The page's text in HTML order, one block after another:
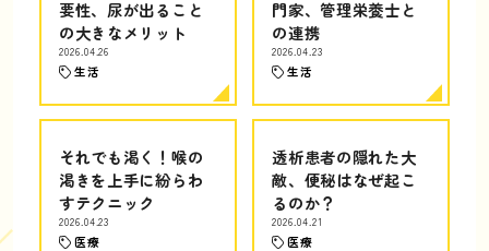
要性、尿が出ること
の大きなメリット
2026.04.26
生活
門家、管理栄養士と
の連携
2026.04.23
生活
それでも渇く！喉の
渇きを上手に紛らわ
すテクニック
2026.04.23
医療
透析患者の隠れた大
敵、便秘はなぜ起こ
るのか？
2026.04.21
医療